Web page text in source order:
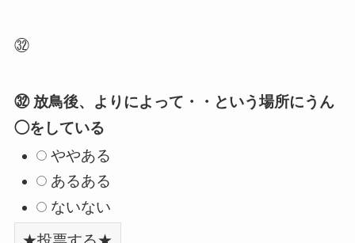
㉜
㉜ 放鳥後、よりによって・・という場所にうん
◯をしている
ややある
あるある
ないない